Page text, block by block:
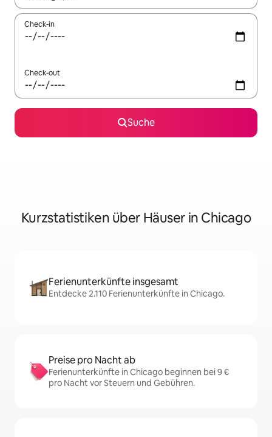
Check-in
Check-out
Suche
Kurzstatistiken über Häuser in Chicago
Ferienunterkünfte insgesamt
Entdecke 2.110 Ferienunterkünfte in Chicago.
Preise pro Nacht ab
Ferienunterkünfte in Chicago beginnen bei 9 €
pro Nacht vor Steuern und Gebühren.